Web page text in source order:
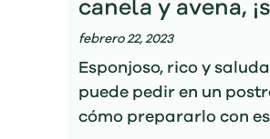
canela y avena,
febrero 22, 2023
Esponjoso, rico y
puede pedir en un
cómo prepararlo con